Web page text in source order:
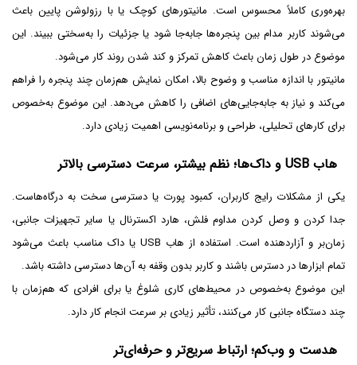
بهره‌وری کاملاً محسوس است. مانیتورهای کوچک یا با رزولوشن پایین باعث
می‌شوند کاربر مدام بین پنجره‌ها جابه‌جا شود یا جزئیات را به‌سختی ببیند. این
موضوع در طول زمان باعث کاهش تمرکز و کند شدن روند کار می‌شود.
مانیتور با اندازه مناسب و وضوح بالا، امکان نمایش هم‌زمان چند پنجره را فراهم
می‌کند و نیاز به جابه‌جایی‌های اضافی را کاهش می‌دهد. این موضوع به‌خصوص
برای کارهای تحلیلی، طراحی و برنامه‌نویسی اهمیت زیادی دارد.
هاب USB و داک‌ها؛ نظم بیشتر، سرعت دسترسی بالاتر
یکی از مشکلات رایج کاربران، کمبود پورت یا دسترسی سخت به درگاه‌هاست.
جدا کردن و وصل کردن مداوم فلش، هارد اکسترنال یا سایر تجهیزات جانبی،
زمان‌بر و آزاردهنده است. استفاده از هاب USB یا داک مناسب باعث می‌شود
تمام ابزارها در دسترس باشند و کاربر بدون وقفه به آن‌ها دسترسی داشته باشد.
این موضوع به‌خصوص در محیط‌های کاری شلوغ یا برای افرادی که هم‌زمان با
چند دستگاه جانبی کار می‌کنند، تأثیر زیادی بر سرعت انجام کار دارد.
هدست و وب‌کم؛ ارتباط سریع‌تر و حرفه‌ای‌تر